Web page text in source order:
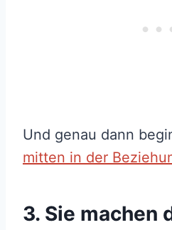
Und genau dann
mitten in der
3. Sie machen